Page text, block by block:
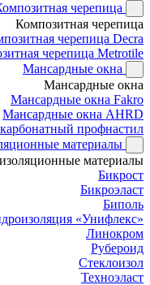
черепица
Композитная черепица
черепица Decra
черепица Metrotile
Мансардные окна
Мансардные окна
Мансардные окна Fakro
Мансардные окна AHRD
профнастил
материалы
материалы
Бикрост
Бикроэласт
Биполь
«Унифлекс»
Линокром
Рубероид
Стеклоизол
Техноэласт